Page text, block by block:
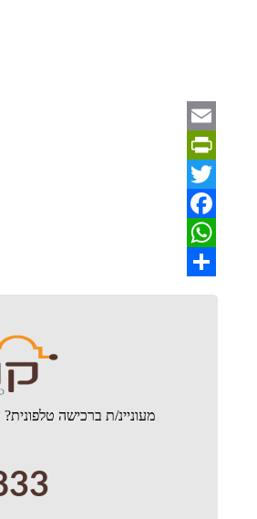
Email
PrintFriendly
Twitter
Facebook
WhatsApp
מעוניינ/ת ברכישה